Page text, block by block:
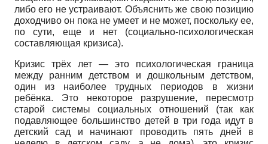
либо его не устраивают. Объяснить же свою позицию
доходчиво он пока не умеет и не может, поскольку ее,
по сути, еще и нет (социально-психологическая
составляющая кризиса).
Кризис трёх лет — это психологическая граница
между ранним детством и дошкольным детством,
один из наиболее трудных периодов в жизни
ребёнка. Это некоторое разрушение, пересмотр
старой системы социальных отношений (так как
подавляющее большинство детей в три года идут в
детский сад и начинают проводить пять дней в